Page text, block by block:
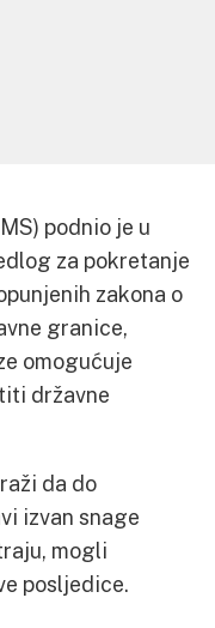
podnio je u
za pokretanje
zakona o
granice,
omogućuje
državne
da do
izvan snage
mogli
posljedice.